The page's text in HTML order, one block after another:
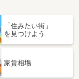
「住みたい街」
を見つけよう
家賃相場